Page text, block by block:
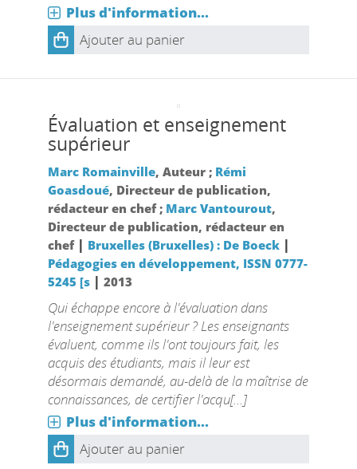
Plus d'information...
Ajouter au panier
Évaluation et enseignement
supérieur
Marc Romainville, Auteur ; Rémi
Goasdoué, Directeur de publication,
rédacteur en chef ; Marc Vantourout,
Directeur de publication, rédacteur en
chef | Bruxelles (Bruxelles) : De Boeck|
Pédagogies en développement, ISSN 0777-
5245 [s| 2013
Qui échappe encore à l'évaluation dans
l'enseignement supérieur ? Les enseignants
évaluent, comme ils l'ont toujours fait, les
acquis des étudiants, mais il leur est
désormais demandé, au-delà de la maîtrise de
connaissances, de certifier l'acqu[...]
Plus d'information...
Ajouter au panier